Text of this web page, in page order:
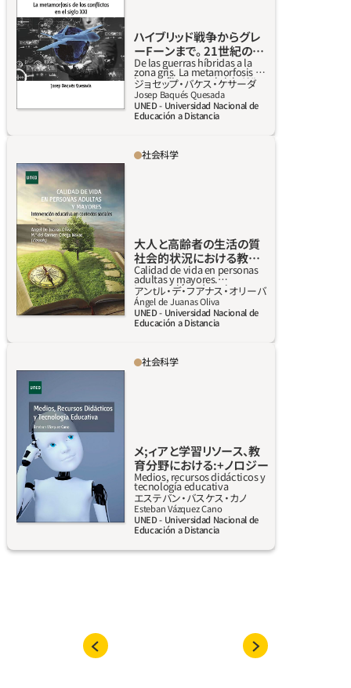
際の武力攻撃には至らない）を追求する際に引
き起こされる事態のこと。アクターは行動を曖
昧にすること（または代理戦争）で自らの身を
守りながら、民間の動員や経済的制裁といった
戦略的ナラティブ（物語）を流布し、そうした動
員（機密情報や特別作戦）を増進または強化す
るために軍隊の力を借り、その結果、現状維持
とを断念させるのが目的である。
詳しく見る
ハイブリッド戦争からグレ
ーFーンまで。 21世紀の紛
争の変容。
De las guerras híbridas a la
zona gris. La metamorfosis de
los conflictos en el siglo XXI.
ジョセップ‧バケス‧ケサーダ
Josep Baqués Quesada
UNED - Universidad Nacional de
Educación a Distancia
私たちの社会では、人口の高齢化や大人と高齢
者の生活の質の改善の追求は疑う余地のない
現実だ。このシリーズでは、社会教育行動やグ
ローバル、専門的な視点から、大人と高齢者が
福祉を受けて自立した生活を送るために重要
なテーマが扱われている。読者対象は、社会教
育や心理学、作業療法、社会福祉分野の学生と
教師。それに加え、老後に直面する課題に不安
や関心のあるすべての人々である。
詳しく見る
社会科学
大人と高齢者の生活の質
社会的状況における教育
的介入
Calidad de vida en personas
adultas y mayores.
Intervención educativa en
contextos sociales
アンtル‧デ‧フアナス‧オリーバ
Ángel de Juanas Oliva
UNED - Universidad Nacional de
Educación a Distancia
本書は、放送大学の教育学学位プログラムの教
科「メディアと学習リソース、教育分野におけ
るテクノロジー」の内容開発に、理論でも実用
でも役立つことを目指している。また、本書は
教育分野（教師、学生、教育検査官、指導教官、教
育者など）に関係するすべての人にとって興味
深く有益な本である。本書は7章で構成されて
おり、テクノロジーに基づくメディアや学習リ
ソースが、教育学習プロセス（ゲーミフィケー
ション、バーチャルリアリティ、ソーシャルネ
ットワーク、デジタルデバイス、仮想学習環境、
げている。21世紀の教育は、教室の中でも外で
もテクノロジーとの共生を無視することはで
詳しく見る
社会科学
メ;ィアと学習リソース、教
育分野における:+ノロジー
Medios, recursos didácticos y
tecnología educativa
エステバン‧バスケス‧カノ
Esteban Vázquez Cano
UNED - Universidad Nacional de
Educación a Distancia